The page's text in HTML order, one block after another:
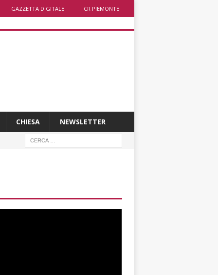
GAZZETTA DIGITALE CR PIEMONTE
CHIESA NEWSLETTER